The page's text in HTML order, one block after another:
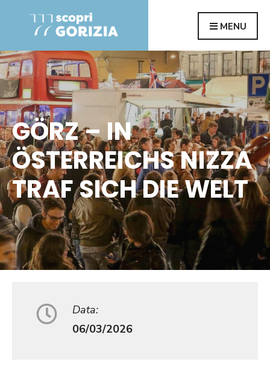
content
MENU
GÖRZ – IN
ÖSTERREICHS NIZZA
TRAF SICH DIE WELT
Data:
06/03/2026
for: